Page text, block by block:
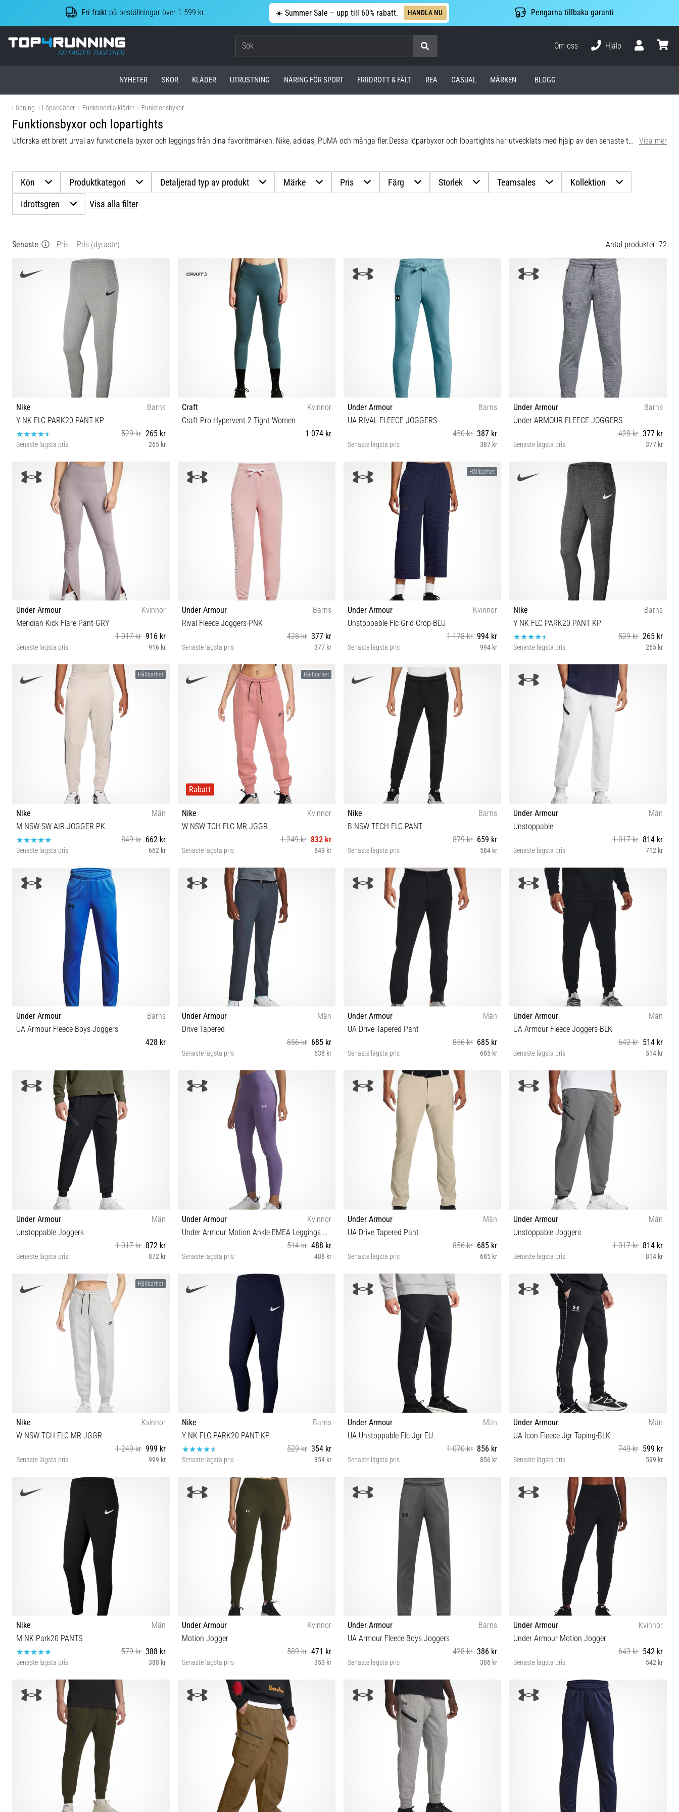
Fri frakt på beställningar över 1 599 kr ☀️ Summer Sale – upp till 60% rabatt. HANDLA NU Pengarna tillbaka garanti
Top4Running.se
Om oss
Hjälp
NYHETER SKOR KLÄDER UTRUSTNING NÄRING FÖR SPORT FRIIDROTT & FÄLT REA CASUAL MÄRKEN BLOGG
Löpning Löparkläder Funktionella kläder Funktionsbyxor
Funktionsbyxor och lopartights
Utforska ett brett urval av funktionella byxor och leggings från dina favoritmärken: Nike, adidas, PUMA och många fler.Dessa löparbyxor och löpartights har utvecklats med hjälp av den senaste tekniken och med kvalitetsmaterial och ger dig optimal komfort, rörelsefrihet och andningsförmåga. Varför välja byxor eller löpartights i funktionsmaterial? Speciellt placerade membran transporterar bort fukt och håller dig torr, medan den ergonomiska designen ger dig den flexibilitet du uppskattar på korta och långa distanser. Funktionsbyxorna och -tightsen på Top4Running balanserar funktion och stil - från reflexdetaljer för bättre synlighet i svagt ljus till strategiskt placerad ventilation för temperaturreglering. Välj mellan flera passformer och utföranden samt mellan löpartights med hög midja eller låg midja. De gör jobbet oavsett om du tävlingslöper eller tar en löprunda i skogen då och då. Visa mer
Kön Produktkategori Detaljerad typ av produkt Märke Pris Färg Storlek Teamsales Kollektion
Idrottsgren Visa alla filter
Senaste Pris Pris (dyraste) Antal produkter: 72
Nike
Barns
Y NK FLC PARK20 PANT KP
529 kr 265 kr
Senaste lägsta pris 265 kr
XS (122-128 cm) S (128-137 cm) M (137-147 cm)
Craft
Kvinnor
Craft Pro Hypervent 2 Tight Women
1 074 kr
L XL XS S M
Under Armour
Barns
UA RIVAL FLEECE JOGGERS
450 kr 387 kr
Senaste lägsta pris 387 kr
Under Armour
Barns
Under ARMOUR FLEECE JOGGERS
428 kr 377 kr
Senaste lägsta pris 377 kr
YSM
Under Armour
Kvinnor
Meridian Kick Flare Pant-GRY
1 017 kr 916 kr
Senaste lägsta pris 916 kr
Under Armour
Barns
Rival Fleece Joggers-PNK
428 kr 377 kr
Senaste lägsta pris 377 kr
YLG YXL
Hållbarhet
Under Armour
Kvinnor
Unstoppable Flc Grid Crop-BLU
1 178 kr 994 kr
Senaste lägsta pris 994 kr
S M L XS
Nike
Barns
Y NK FLC PARK20 PANT KP
529 kr 265 kr
Senaste lägsta pris 265 kr
XS (122-128 cm) S (128-137 cm) M (137-147 cm)
Hållbarhet
Nike
Män
M NSW SW AIR JOGGER PK
849 kr 662 kr
Senaste lägsta pris 662 kr
XS
Hållbarhet
Rabatt
Nike
Kvinnor
W NSW TCH FLC MR JGGR
1 249 kr 832 kr
Senaste lägsta pris 849 kr
XL
Nike
Barns
B NSW TECH FLC PANT
879 kr 659 kr
Senaste lägsta pris 584 kr
XS (122-128 cm)
Under Armour
Män
Unstoppable
1 017 kr 814 kr
Senaste lägsta pris 712 kr
Under Armour
Barns
UA Armour Fleece Boys Joggers
428 kr
Under Armour
Män
Drive Tapered
856 kr 685 kr
Senaste lägsta pris 638 kr
30/30 30/34 32/30 32/36 34/30 34/34 34/36 36/34
38/30 38/34 40/30 40/34 32/34 30/32 32/32 36/36
Under Armour
Män
UA Drive Tapered Pant
856 kr 685 kr
Senaste lägsta pris 685 kr
30/34 32/30 32/36 34/36 36/30 36/32 36/34 38/30
38/34 32/34 36/36
Under Armour
Män
UA Armour Fleece Joggers-BLK
642 kr 514 kr
Senaste lägsta pris 514 kr
Under Armour
Män
Unstoppable Joggers
1 017 kr 872 kr
Senaste lägsta pris 872 kr
4XL XL-T XS S M L XL XXL 3XL MDS SMS
Under Armour
Kvinnor
Under Armour Motion Ankle EMEA Leggings Women
514 kr 488 kr
Senaste lägsta pris 488 kr
Under Armour
Män
UA Drive Tapered Pant
856 kr 685 kr
Senaste lägsta pris 685 kr
30/34 32/36 34/30 34/34 34/36 36/32 36/34 38/30
38/32 38/34 40/30 32/34 36/36
Under Armour
Män
Unstoppable Joggers
1 017 kr 814 kr
Senaste lägsta pris 814 kr
S M L XL XXL
Hållbarhet
Nike
Kvinnor
W NSW TCH FLC MR JGGR
1 249 kr 999 kr
Senaste lägsta pris 999 kr
Nike
Barns
Y NK FLC PARK20 PANT KP
529 kr 354 kr
Senaste lägsta pris 354 kr
XS (122-128 cm)
Under Armour
Män
UA Unstoppable Flc Jgr EU
1 070 kr 856 kr
Senaste lägsta pris 856 kr
S M L XL XXL 3XL
Under Armour
Män
UA Icon Fleece Jgr Taping-BLK
749 kr 599 kr
Senaste lägsta pris 599 kr
M L XXL
Nike
Män
M NK Park20 PANTS
579 kr 388 kr
Senaste lägsta pris 388 kr
Under Armour
Kvinnor
Motion Jogger
589 kr 471 kr
Senaste lägsta pris 353 kr
S XL
Under Armour
Barns
UA Armour Fleece Boys Joggers
428 kr 386 kr
Senaste lägsta pris 386 kr
YSM YMD YLG YXL
Under Armour
Kvinnor
Under Armour Motion Jogger
643 kr 542 kr
Senaste lägsta pris 542 kr
XS S M